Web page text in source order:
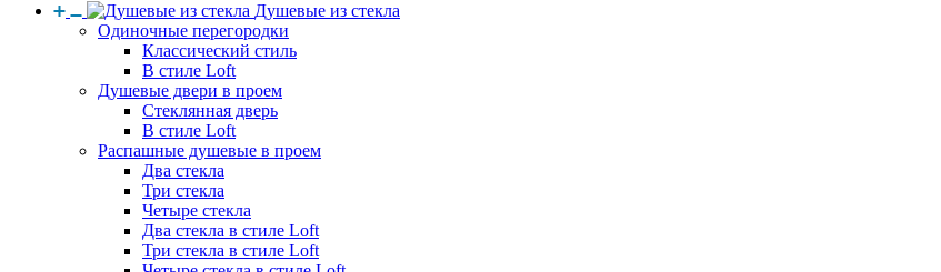
Душевые из стекла
Одиночные перегородки
Классический стиль
В стиле Loft
Душевые двери в проем
Стеклянная дверь
В стиле Loft
Распашные душевые в проем
Два стекла
Три стекла
Четыре стекла
Два стекла в стиле Loft
Три стекла в стиле Loft